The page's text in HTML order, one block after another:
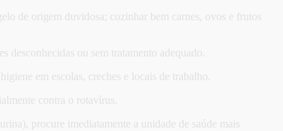
de origem duvidosa; cozinhar bem carnes, ovos e frutos
desconhecidas ou sem tratamento adequado.
em escolas, creches e locais de trabalho.
contra o rotavírus.
procure imediatamente a unidade de saúde mais